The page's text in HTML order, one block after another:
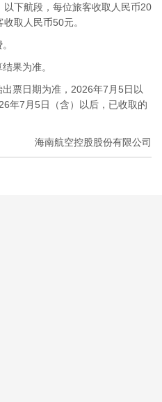
下航段，每位旅客收取人民币20
取人民币50元。
果为准。
票日期为准，2026年7月5日以
年7月5日（含）以后，已收取的
海南航空控股股份有限公司